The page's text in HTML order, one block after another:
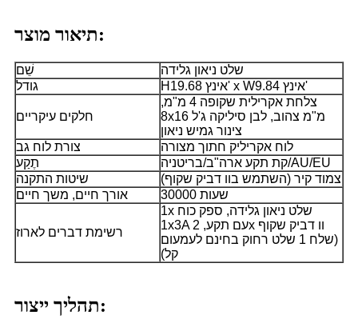
תיאור מוצר:
שֵׁם
שלט ניאון גלידה
גודל
H19.68 אינץ' x W9.84 אינץ'
חלקים עיקריים
צלחת אקרילית שקופה 4 מ"מ,
8x16 מ"מ צהוב, לבן סיליקה ג'ל
צינור גמיש ניאון
צורת לוח גב
לוח אקריליק חתוך מצורה
תֶקַע
קת תקע ארה"ב/בריטניה/AU/EU
שיטות התקנה
צמוד קיר (השתמש בוו דביק שקוף)
אורך חיים, משך חיים
30000 שעות
רשימת דברים לארוז
1x שלט ניאון גלידה, ספק כוח
1x3A עם תקע, 2x וו דביק שקוף
(שלח 1 שלט רחוק בחינם לעמעום
קל)
תהליך ייצור: